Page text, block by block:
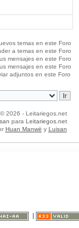
temas en este Foro
a temas en este Foro
mensajes en este Foro
mensajes en este Foro
adjuntos en este Foro
© 2026 - Leitariegos.net
para Leitariegos.net
Huan Manwë y Luisan